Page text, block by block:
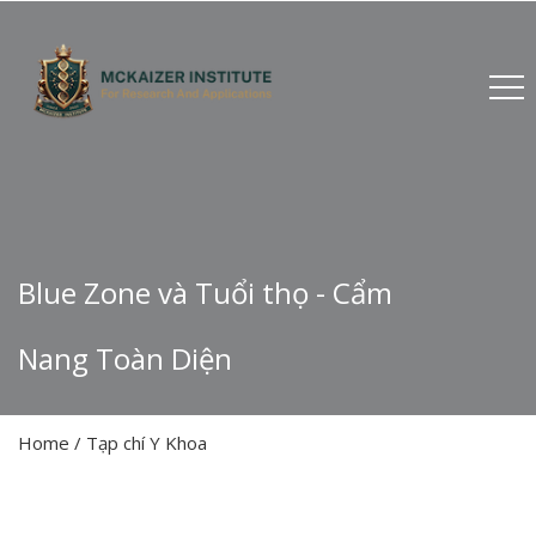
Blue Zone và Tuổi thọ - Cẩm
Nang Toàn Diện
Home / Tạp chí Y Khoa